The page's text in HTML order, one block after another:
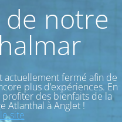
notre
actuellement fermé afin de
plus d’expériences. En
des bienfaits de la
Atlanthal à Anglet !
site